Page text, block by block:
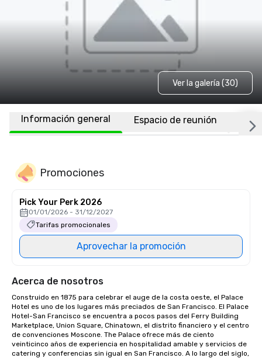
Ver la galería (30)
Información general Espacio de reunión
Promociones
Pick Your Perk 2026
01/01/2026 - 31/12/2027
Tarifas promocionales
Aprovechar la promoción
Acerca de nosotros
Construido en 1875 para celebrar el auge de la costa oeste, el Palace
Hotel es uno de los lugares más preciados de San Francisco. El Palace
Hotel-San Francisco se encuentra a pocos pasos del Ferry Building
Marketplace, Union Square, Chinatown, el distrito financiero y el centro
de convenciones Moscone. The Palace ofrece más de ciento
veinticinco años de experiencia en hospitalidad amable y servicios de
catering y conferencias sin igual en San Francisco. A lo largo del siglo,